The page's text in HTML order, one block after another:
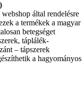
által rendelésre
a termékek a magyar
betegséget
táplálék-
– tápszerek
a hagyományos